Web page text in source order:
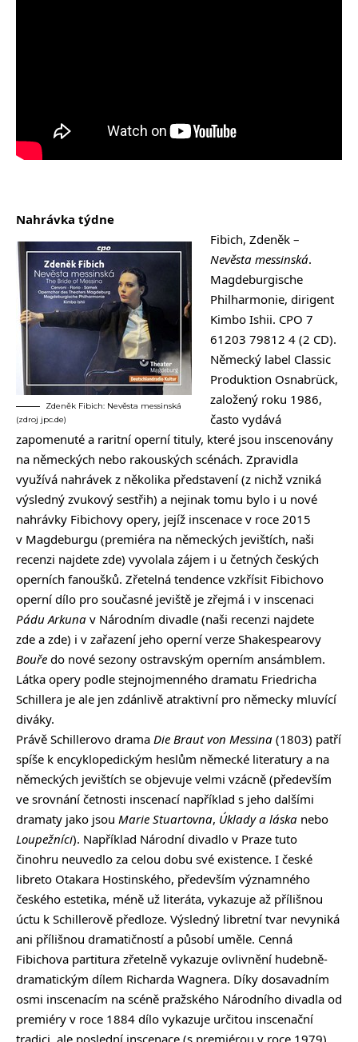
Nahrávka týdne
Zdeněk Fibich: Nevěsta messinská
(zdroj jpc.de)
Fibich, Zdeněk –
Nevěsta messinská.
Magdeburgische
Philharmonie, dirigent
Kimbo Ishii. CPO 7
61203 79812 4 (2 CD).
Německý label Classic
Produktion Osnabrück,
založený roku 1986,
často vydává
zapomenuté a raritní operní tituly, které jsou inscenovány
na německých nebo rakouských scénách. Zpravidla
využívá nahrávek z několika představení (z nichž vzniká
výsledný zvukový sestřih) a nejinak tomu bylo i u nové
nahrávky Fibichovy opery, jejíž inscenace v roce 2015
v Magdeburgu (premiéra na německých jevištích, naši
recenzi najdete zde) vyvolala zájem i u četných českých
operních fanoušků. Zřetelná tendence vzkřísit Fibichovo
operní dílo pro současné jeviště je zřejmá i v inscenaci
Pádu Arkuna v Národním divadle (naši recenzi najdete
zde a zde) i v zařazení jeho operní verze Shakespearovy
Bouře do nové sezony ostravským operním ansámblem.
Látka opery podle stejnojmenného dramatu Friedricha
Schillera je ale jen zdánlivě atraktivní pro německy mluvící
diváky.
Právě Schillerovo drama Die Braut von Messina (1803) patří
spíše k encyklopedickým heslům německé literatury a na
německých jevištích se objevuje velmi vzácně (především
ve srovnání četnosti inscenací například s jeho dalšími
dramaty jako jsou Marie Stuartovna, Úklady a láska nebo
Loupežníci). Například Národní divadlo v Praze tuto
činohru neuvedlo za celou dobu své existence. I české
libreto Otakara Hostinského, především významného
českého estetika, méně už literáta, vykazuje až přílišnou
úctu k Schillerově předloze. Výsledný libretní tvar nevyniká
ani přílišnou dramatičností a působí uměle. Cenná
Fibichova partitura zřetelně vykazuje ovlivnění hudebně-
dramatickým dílem Richarda Wagnera. Díky dosavadním
osmi inscenacím na scéně pražského Národního divadla od
premiéry v roce 1884 dílo vykazuje určitou inscenační